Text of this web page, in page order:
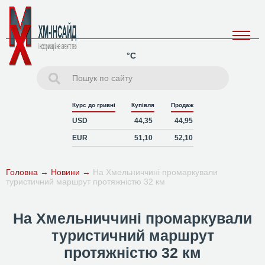
°C
Курс до гривні Купівля Продаж
USD 44,35 44,95
EUR 51,10 52,10
Головна → Новини → На Хмельниччині промаркували
туристичний маршрут протяжністю 32 км
На Хмельниччині промаркували
туристичний маршрут
протяжністю 32 км